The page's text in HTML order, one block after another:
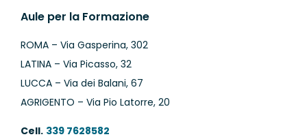
Aule per la Formazione
ROMA – Via Gasperina, 302
LATINA – Via Picasso, 32
LUCCA – Via dei Balani, 67
AGRIGENTO – Via Pio Latorre, 20
Cell. 339 7628582